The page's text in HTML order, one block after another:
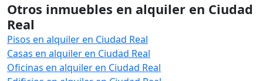
Otros inmuebles en alquiler en Ciudad
Real
Pisos en alquiler en Ciudad Real
Casas en alquiler en Ciudad Real
Oficinas en alquiler en Ciudad Real